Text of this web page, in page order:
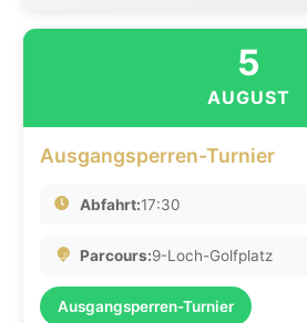
5
AUGUST
Ausgangsperren-Turnier
Abfahrt:17:30
Parcours:9-Loch-Golfplatz
Ausgangsperren-Turnier